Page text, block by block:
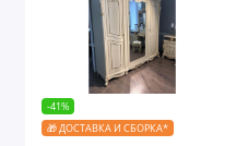
-41%
🎁 ДОСТАВКА И СБОРКА*